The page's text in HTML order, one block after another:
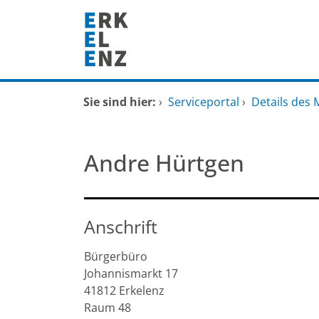
Zum Hauptinhalt springen
Startseite
Mitarbeitende A-Z
FAQ
Sie sind hier: › Serviceportal › Details des
Andre Hürtgen
Anschrift
Bürgerbüro
Johannismarkt 17
41812 Erkelenz
Raum 48